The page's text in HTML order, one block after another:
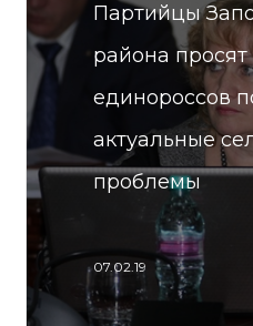
Партийцы
района просят
единороссов
актуальные
проблемы
07.02.19